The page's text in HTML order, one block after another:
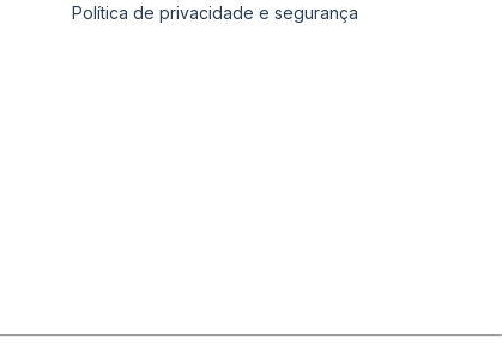
Política de privacidade e segurança